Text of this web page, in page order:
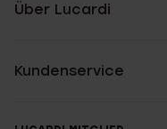
Über Lucardi
Kundenservice